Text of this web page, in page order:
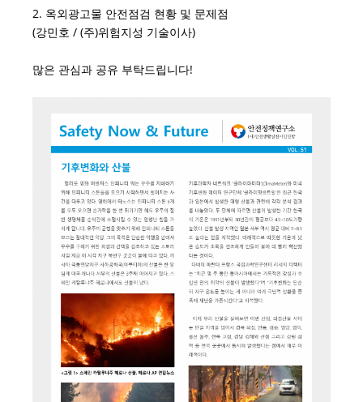
2. 옥외광고물 안전점검 현황 및 문제점
(강민호 / (주)위험지성 기술이사)
많은 관심과 공유 부탁드립니다!